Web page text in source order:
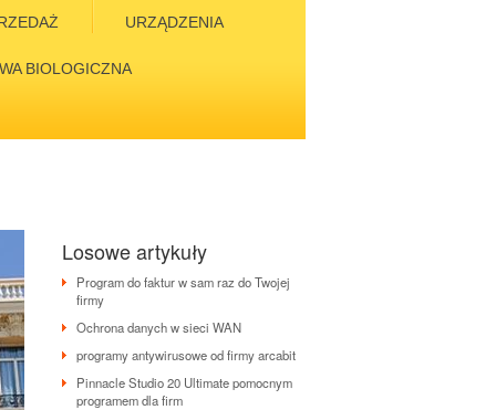
URZĄDZENIA
BIOLOGICZNA
Losowe artykuły
Program do faktur w sam raz do Twojej
firmy
Ochrona danych w sieci WAN
programy antywirusowe od firmy arcabit
Pinnacle Studio 20 Ultimate pomocnym
programem dla firm